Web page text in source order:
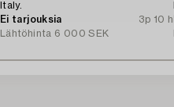
Italy.
Ei tarjouksia
3p 10 h
Lähtöhinta 6 000 SEK